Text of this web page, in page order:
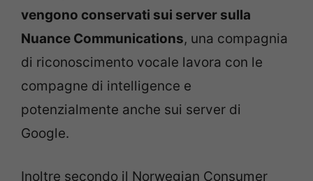
vengono conservati sui server sulla
Nuance Communications, una compagnia
di riconoscimento vocale lavora con le
compagne di intelligence e
potenzialmente anche sui server di
Google.
Inoltre secondo il Norwegian Consumer